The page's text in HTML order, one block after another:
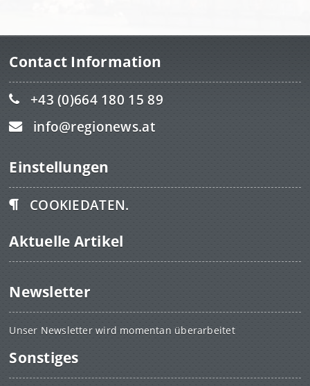
Contact Information
+43 (0)664 180 15 89
info@regionews.at
Einstellungen
COOKIEDATEN.
Aktuelle Artikel
Newsletter
Unser Newsletter wird momentan überarbeitet
Sonstiges